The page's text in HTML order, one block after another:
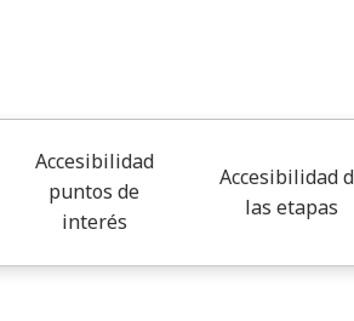
Accesibilidad
puntos de
interés
Accesibilidad
las etapas